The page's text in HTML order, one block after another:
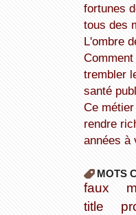
fortunes
tous des
L'ombre de la Brucellose :
trembler
santé
Ce métier peut vous
rendre
années à
MOTS
faux
title